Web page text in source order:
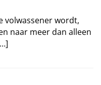
volwassener wordt,
naar meer dan alleen